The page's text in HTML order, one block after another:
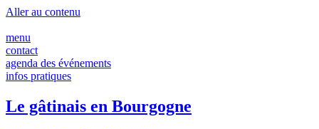
Panneau de gestion des cookies
Aller au contenu
menu
contact
agenda des événements
infos pratiques
Le gâtinais en Bourgogne